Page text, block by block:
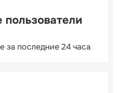
за последние 24 часа